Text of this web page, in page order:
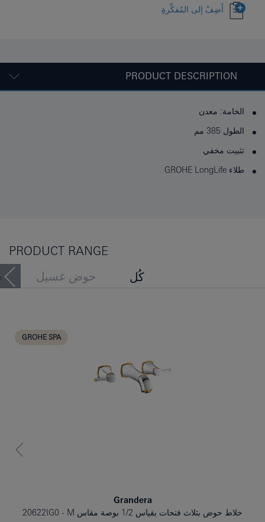
أَضِفْ إلى المُفكِّرةِ
PRODUCT DESCRIPTION
الخامة: معدن
الطول 385 مم
تثبيت مخفي
طلاء GROHE LongLife
PRODUCT RANGE
كُل حوض غسيل
GROHE SPA
Grandera
خلاط حوض بثلاث فتحات بقياس 1/2 بوصة مقاس M
20622IG0